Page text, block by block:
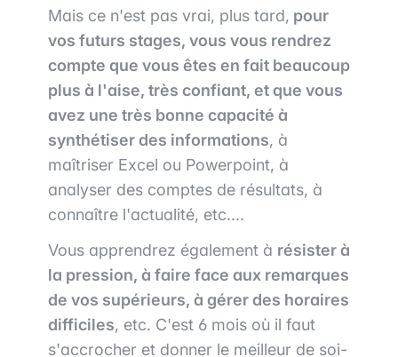
Mais ce n'est pas vrai, plus tard, pour
vos futurs stages, vous vous rendrez
compte que vous êtes en fait beaucoup
plus à l'aise, très confiant, et que vous
avez une très bonne capacité à
synthétiser des informations, à
maîtriser Excel ou Powerpoint, à
analyser des comptes de résultats, à
connaître l'actualité, etc....
Vous apprendrez également à résister à
la pression, à faire face aux remarques
de vos supérieurs, à gérer des horaires
difficiles, etc. C'est 6 mois où il faut
s'accrocher et donner le meilleur de soi-